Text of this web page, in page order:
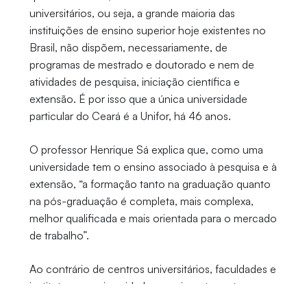
universitários, ou seja, a grande maioria das
instituições de ensino superior hoje existentes no
Brasil, não dispõem, necessariamente, de
programas de mestrado e doutorado e nem de
atividades de pesquisa, iniciação científica e
extensão. É por isso que a única universidade
particular do Ceará é a Unifor, há 46 anos.
O professor Henrique Sá explica que, como uma
universidade tem o ensino associado à pesquisa e à
extensão, “a formação tanto na graduação quanto
na pós-graduação é completa, mais complexa,
melhor qualificada e mais orientada para o mercado
de trabalho”.
Ao contrário de centros universitários, faculdades e